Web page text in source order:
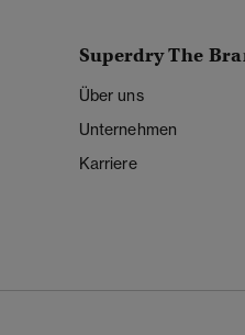
Superdry The
Über uns
Unternehmen
Karriere